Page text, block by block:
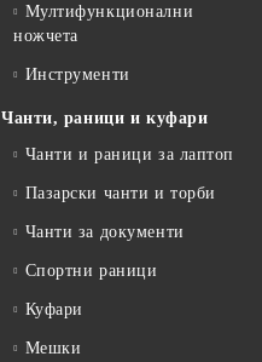
Мултифункционални
ножчета
Инструменти
Чанти, раници и куфари
Чанти и раници за лаптоп
Пазарски чанти и торби
Чанти за документи
Спортни раници
Куфари
Мешки